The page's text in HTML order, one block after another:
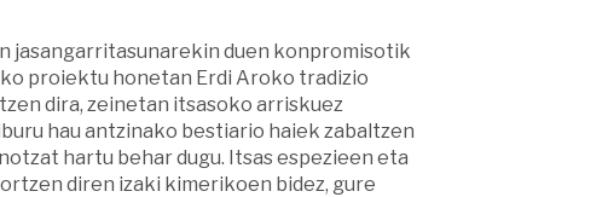
jasangarritasunarekin duen konpromisotik
proiektu honetan Erdi Aroko tradizio
dira, zeinetan itsasoko arriskuez
hau antzinako bestiario haiek zabaltzen
hartu behar dugu. Itsas espezieen eta
diren izaki kimerikoen bidez, gure